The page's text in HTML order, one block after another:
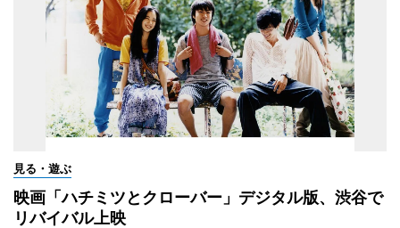
見る・遊ぶ
映画「ハチミツとクローバー」デジタル版、渋谷で
リバイバル上映